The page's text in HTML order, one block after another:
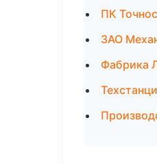
ПК
ЗАО
Фабрика